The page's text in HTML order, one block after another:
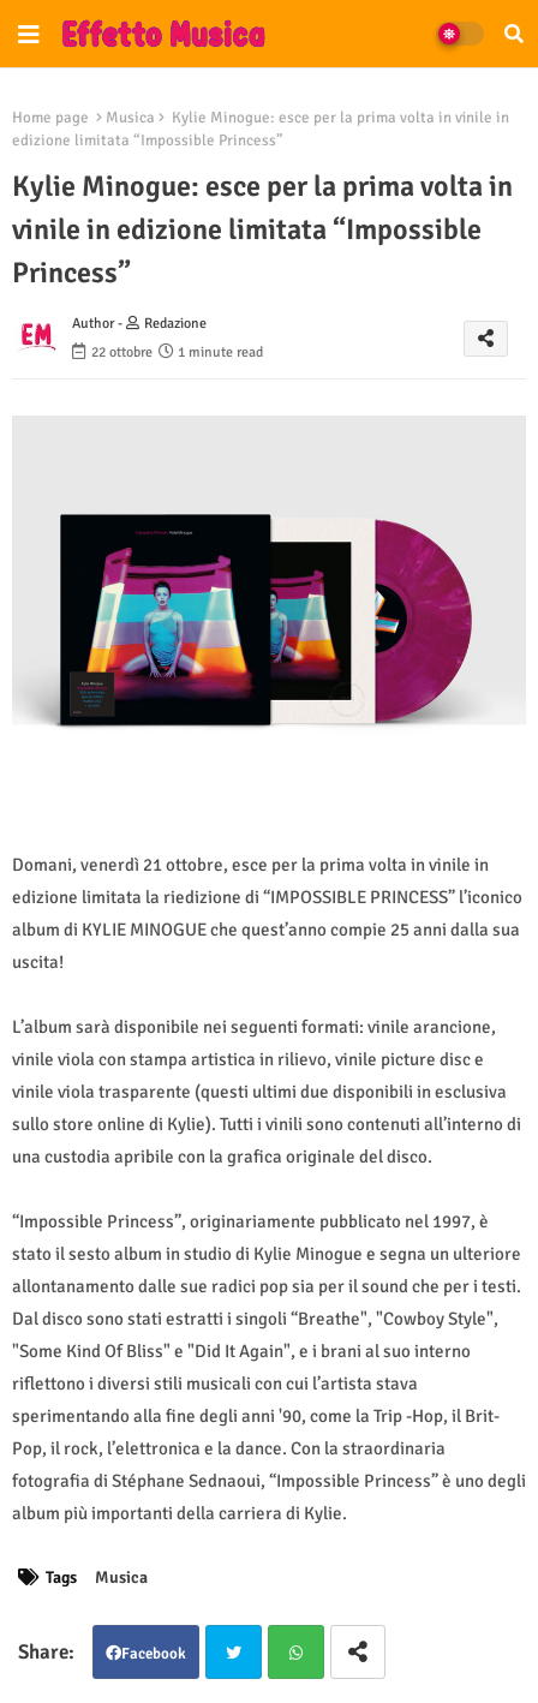
Home page Musica
Kylie Minogue: esce per la prima volta in vinile in
edizione limitata “Impossible Princess”
Kylie Minogue: esce per la prima volta in
vinile in edizione limitata “Impossible
Princess”
Author -
Redazione
22 ottobre
1 minute read
Domani, venerdì 21 ottobre, esce per la prima volta in vinile in
edizione limitata la riedizione di “IMPOSSIBLE PRINCESS” l’iconico
album di KYLIE MINOGUE che quest’anno compie 25 anni dalla sua
uscita!
L’album sarà disponibile nei seguenti formati: vinile arancione,
vinile viola con stampa artistica in rilievo, vinile picture disc e
vinile viola trasparente (questi ultimi due disponibili in esclusiva
sullo store online di Kylie). Tutti i vinili sono contenuti all’interno di
una custodia apribile con la grafica originale del disco.
“Impossible Princess”, originariamente pubblicato nel 1997, è
stato il sesto album in studio di Kylie Minogue e segna un ulteriore
allontanamento dalle sue radici pop sia per il sound che per i testi.
Dal disco sono stati estratti i singoli “Breathe", "Cowboy Style",
"Some Kind Of Bliss" e "Did It Again", e i brani al suo interno
riflettono i diversi stili musicali con cui l’artista stava
sperimentando alla fine degli anni '90, come la Trip -Hop, il Brit-
Pop, il rock, l’elettronica e la dance. Con la straordinaria
fotografia di Stéphane Sednaoui, “Impossible Princess” è uno degli
album più importanti della carriera di Kylie.
Tags Musica
Facebook